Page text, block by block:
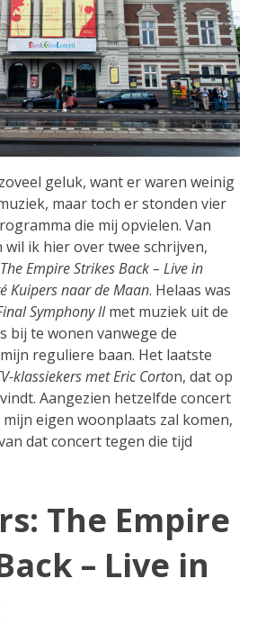
geluk, want er waren weinig
maar toch er stonden vier
die mij opvielen. Van
wil ik hier over twee schrijven,
Empire Strikes Back – Live in
Kuipers naar de Maan. Helaas was
Symphony IImet muziek uit de
bij te wonen vanwege de
reguliere baan. Het laatste
klassiekers met Eric Corton, dat op
Aangezien hetzelfde concert
eigen woonplaats zal komen,
dat concert tegen die tijd
The Empire
– Live in